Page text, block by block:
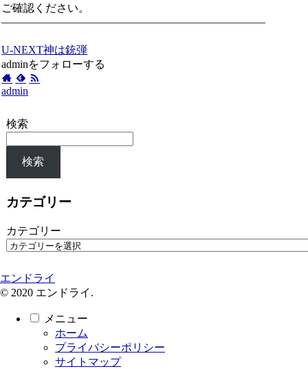
ご確認ください。
————————————————————————
U-NEXT神は銃弾
adminをフォローする
admin
検索
検索
カテゴリー
カテゴリー
エンドライ
© 2020 エンドライ.
メニュー
ホーム
プライバシーポリシー
サイトマップ